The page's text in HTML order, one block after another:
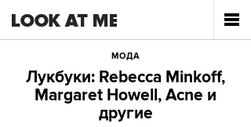
МОДА
Лукбуки: Rebecca Minkoff,
Margaret Howell, Acne и
другие